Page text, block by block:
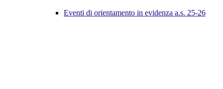
Eventi di orientamento in evidenza a.s. 25-26